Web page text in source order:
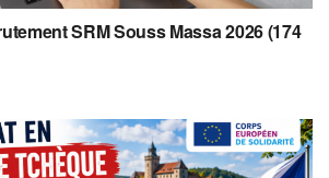
SRM Souss Massa 2026 (174